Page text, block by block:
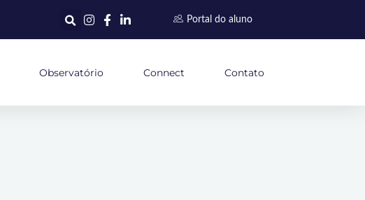
Portal do aluno
Observatório Connect Contato